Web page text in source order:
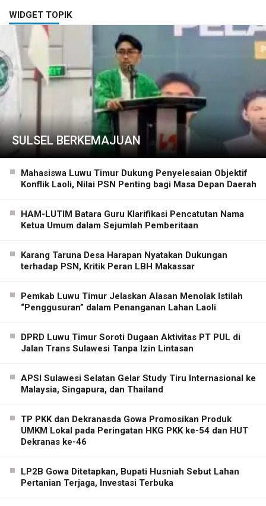
WIDGET TOPIK
SULSEL BERKEMAJUAN
Mahasiswa Luwu Timur Dukung Penyelesaian Objektif
Konflik Laoli, Nilai PSN Penting bagi Masa Depan Daerah
HAM-LUTIM Batara Guru Klarifikasi Pencatutan Nama
Ketua Umum dalam Sejumlah Pemberitaan
Karang Taruna Desa Harapan Nyatakan Dukungan
terhadap PSN, Kritik Peran LBH Makassar
Pemkab Luwu Timur Jelaskan Alasan Menolak Istilah
“Penggusuran” dalam Penanganan Lahan Laoli
DPRD Luwu Timur Soroti Dugaan Aktivitas PT PUL di
Jalan Trans Sulawesi Tanpa Izin Lintasan
APSI Sulawesi Selatan Gelar Study Tiru Internasional ke
Malaysia, Singapura, dan Thailand
TP PKK dan Dekranasda Gowa Promosikan Produk
UMKM Lokal pada Peringatan HKG PKK ke-54 dan HUT
Dekranas ke-46
LP2B Gowa Ditetapkan, Bupati Husniah Sebut Lahan
Pertanian Terjaga, Investasi Terbuka